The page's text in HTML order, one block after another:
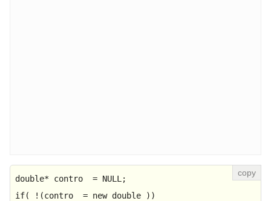
double* contro  = NULL
if( !(contro  = new double ))